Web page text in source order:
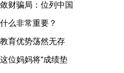
财骗局：位列中国
么非常重要？
育优势荡然无存
位妈妈将“成绩垫